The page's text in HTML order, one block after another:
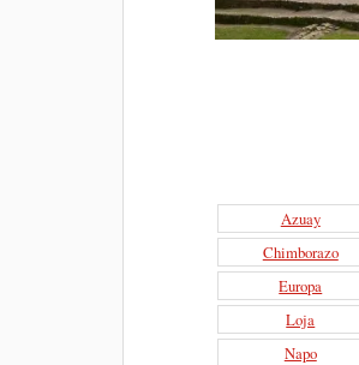
Azuay
Chimborazo
Europa
Loja
Napo